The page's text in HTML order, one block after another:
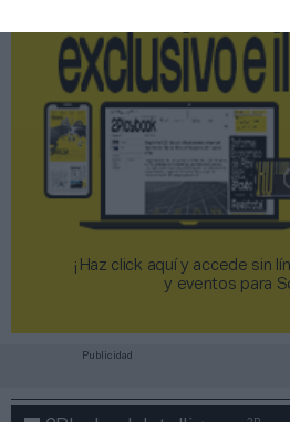
¡Haz click aquí y accede sin
y eventos para
Publicidad